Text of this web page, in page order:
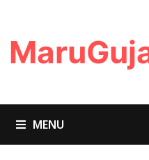
content
MENU